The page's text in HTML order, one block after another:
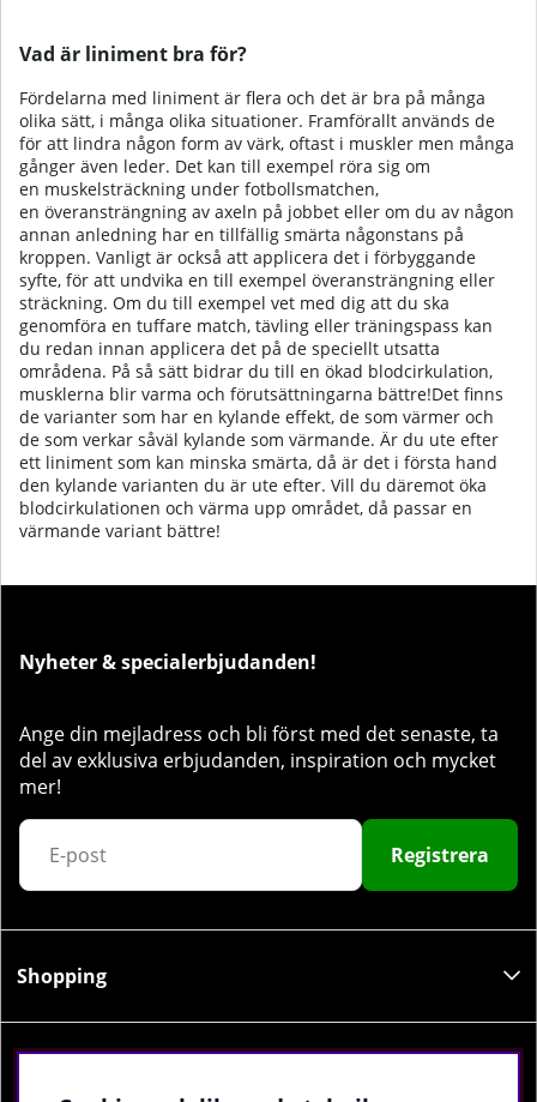
Vad är liniment bra för?
Fördelarna med liniment är flera och det är bra på många
olika sätt, i många olika situationer. Framförallt används de
för att lindra någon form av värk, oftast i muskler men många
gånger även leder. Det kan till exempel röra sig om
en muskelsträckning under fotbollsmatchen,
en överansträngning av axeln på jobbet eller om du av någon
annan anledning har en tillfällig smärta någonstans på
kroppen. Vanligt är också att applicera det i förbyggande
syfte, för att undvika en till exempel överansträngning eller
sträckning. Om du till exempel vet med dig att du ska
genomföra en tuffare match, tävling eller träningspass kan
du redan innan applicera det på de speciellt utsatta
områdena. På så sätt bidrar du till en ökad blodcirkulation,
musklerna blir varma och förutsättningarna bättre!Det finns
de varianter som har en kylande effekt, de som värmer och
de som verkar såväl kylande som värmande. Är du ute efter
ett liniment som kan minska smärta, då är det i första hand
den kylande varianten du är ute efter. Vill du däremot öka
blodcirkulationen och värma upp området, då passar en
värmande variant bättre!
Nyheter & specialerbjudanden!
Ange din mejladress och bli först med det senaste, ta
del av exklusiva erbjudanden, inspiration och mycket
mer!
Registrera
Shopping